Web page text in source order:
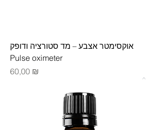
אוקסימטר אצבע – מד סטורציה ודופק
Pulse oximeter
Цена
60,00 ₪